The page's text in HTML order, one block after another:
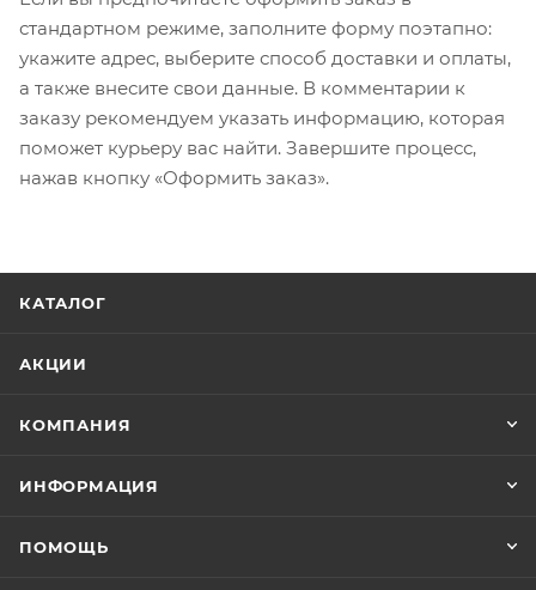
стандартном режиме, заполните форму поэтапно:
укажите адрес, выберите способ доставки и оплаты,
а также внесите свои данные. В комментарии к
заказу рекомендуем указать информацию, которая
поможет курьеру вас найти. Завершите процесс,
нажав кнопку «Оформить заказ».
КАТАЛОГ
АКЦИИ
КОМПАНИЯ
ИНФОРМАЦИЯ
ПОМОЩЬ